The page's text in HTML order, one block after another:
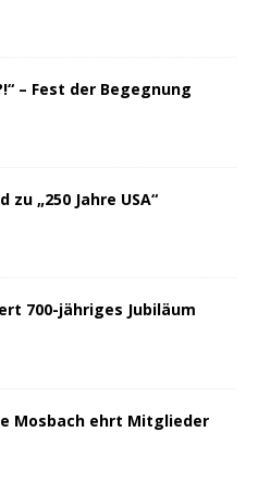
– Fest der Begegnung
zu „250 Jahre USA“
700-jähriges Jubiläum
Mosbach ehrt Mitglieder